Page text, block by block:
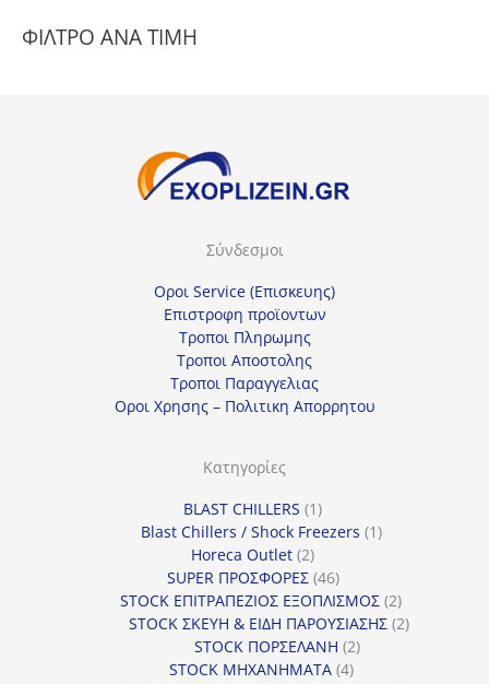
λ
ΦΙΛΤΡΟ ΑΝΑ ΤΙΜΗ
Σύνδεσμοι
Οροι Service (Επισκευης)
Επιστροφη προϊοντων
Τροποι Πληρωμης
Τροποι Αποστολης
Τροποι Παραγγελιας
Οροι Χρησης – Πολιτικη Απορρητου
Κατηγορίες
BLAST CHILLERS 11
προϊόν
Blast Chillers / Shock Freezers 11
Horeca Outlet 22
προϊόντα
SUPER ΠΡΟΣΦΟΡΕΣ 4646
προϊόντα
STOCK ΕΠΙΤΡΑΠΕΖΙΟΣ ΕΞΟΠΛΙΣΜΟΣ 22
προϊόντα
STOCK ΣΚΕΥΗ & ΕΙΔΗ ΠΑΡΟΥΣΙΑΣΗΣ 22
STOCK ΠΟΡΣΕΛΑΝΗ 22
STOCK ΜΗΧΑΝΗΜΑΤΑ 44